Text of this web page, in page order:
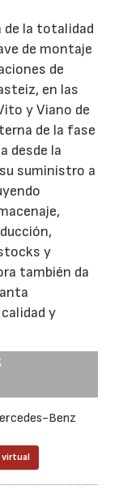
de la totalidad
de montaje
de
en las
y Viano de
de la fase
desde la
suministro a
y
también da
y
Benz
virtual